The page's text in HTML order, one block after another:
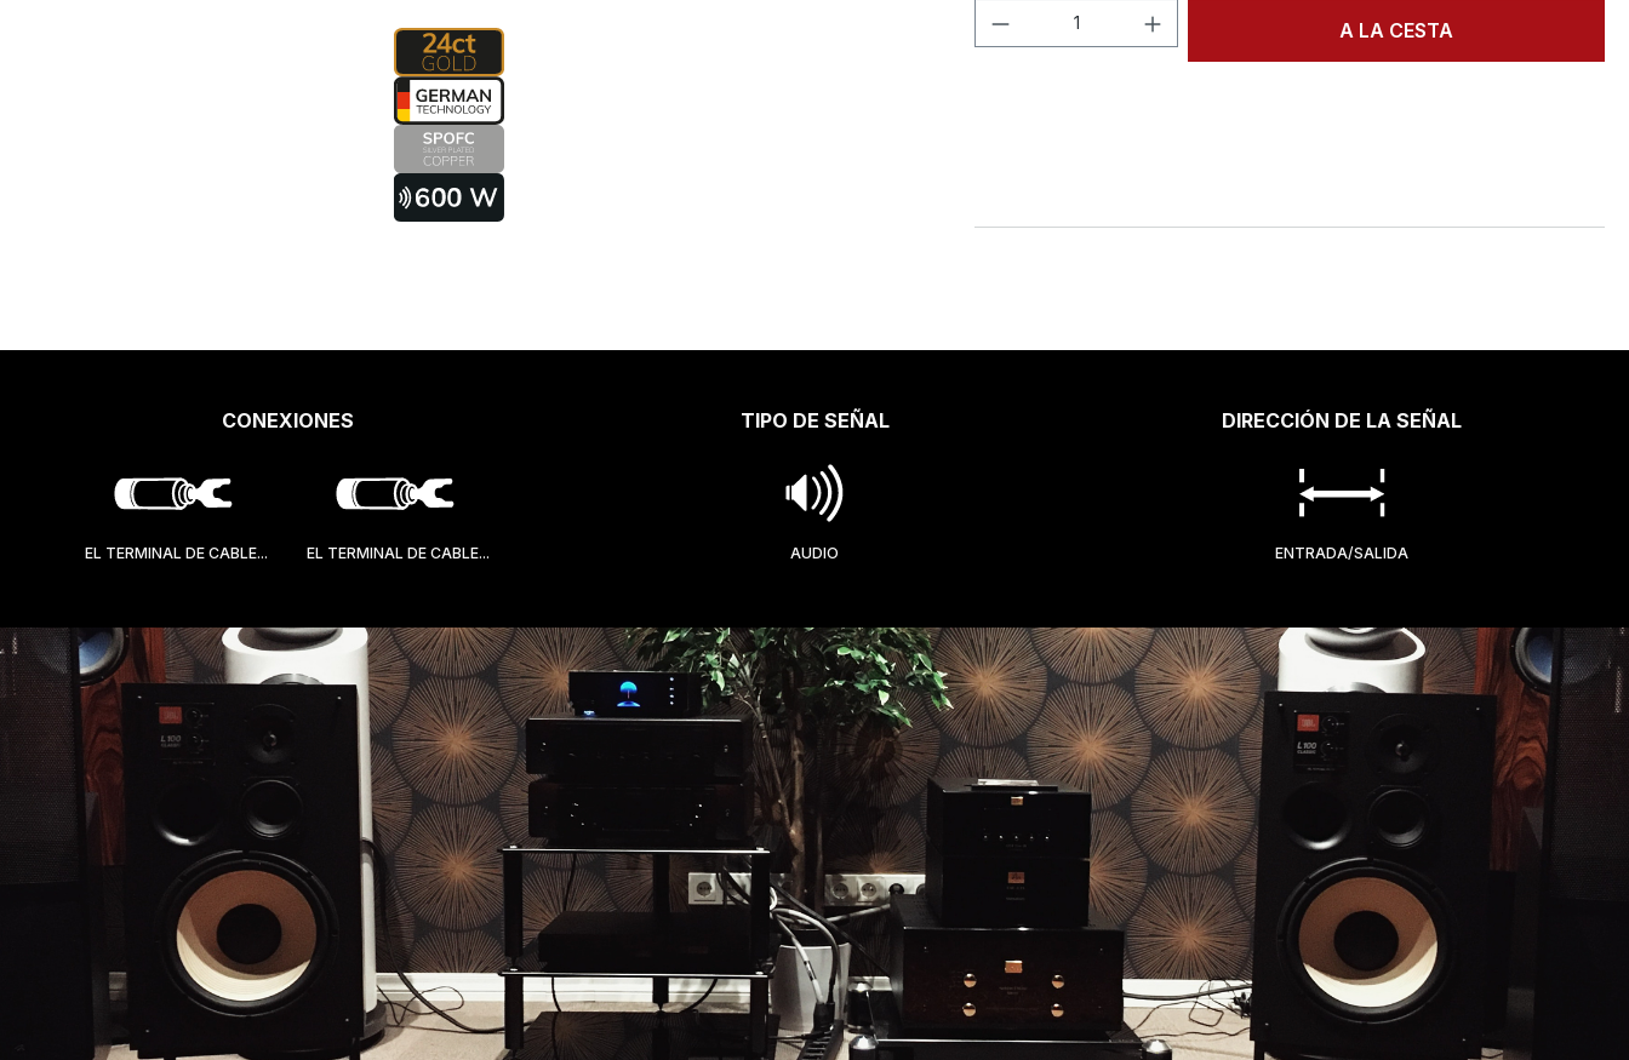
Cantidad del producto: introduce la cantidad
A LA CESTA
CONEXIONES
EL TERMINAL DE CABLE... EL TERMINAL DE CABLE...
TIPO DE SEÑAL
AUDIO
DIRECCIÓN DE LA SEÑAL
ENTRADA/SALIDA